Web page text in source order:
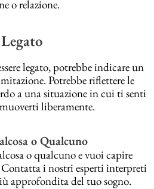
o relazione.
legato, potrebbe indicare un
Potrebbe riflettere le
a una situazione in cui ti senti
liberamente.
o Qualcuno
o qualcuno e vuoi capire
i nostri esperti interpreti
approfondita del tuo sogno.